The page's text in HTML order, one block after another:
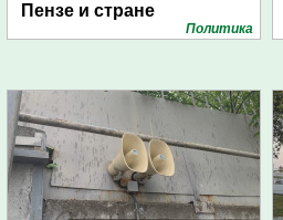
Пензе и стране
Политика